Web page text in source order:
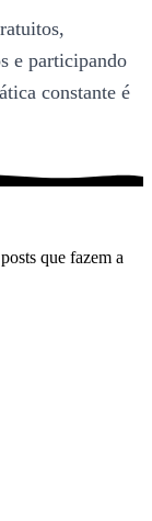
e participando
constante é
que fazem a